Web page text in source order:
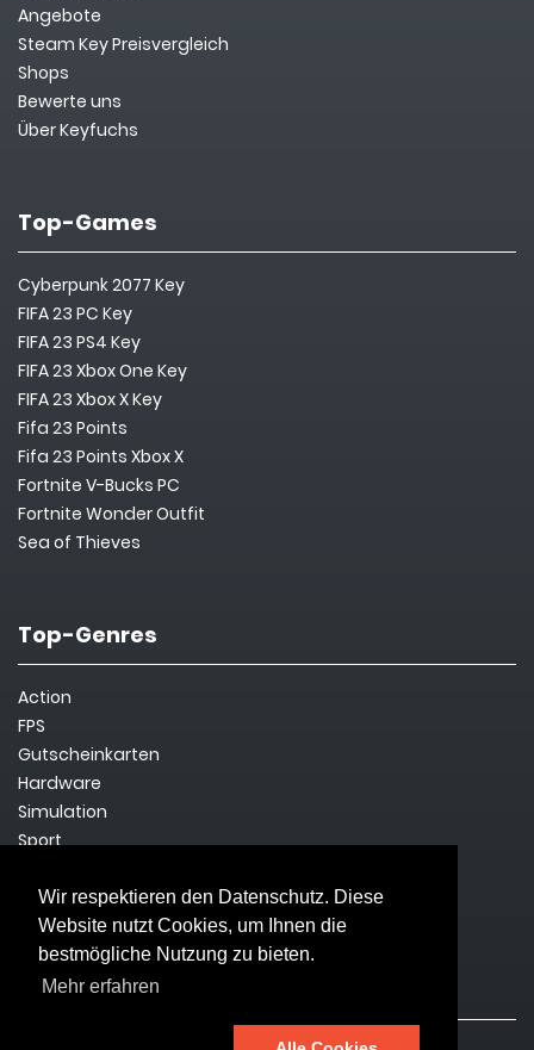
Wir respektieren den Datenschutz. Diese
Website nutzt Cookies, um Ihnen die
bestmögliche Nutzung zu bieten.
Mehr erfahren
Angebote
Steam Key Preisvergleich
Shops
Bewerte uns
Über Keyfuchs
Top-Games
Cyberpunk 2077 Key
FIFA 23 PC Key
FIFA 23 PS4 Key
FIFA 23 Xbox One Key
FIFA 23 Xbox X Key
Fifa 23 Points
Fifa 23 Points Xbox X
Fortnite V-Bucks PC
Fortnite Wonder Outfit
Sea of Thieves
Top-Genres
Action
FPS
Gutscheinkarten
Hardware
Simulation
Sport
Survival
Rechtliches